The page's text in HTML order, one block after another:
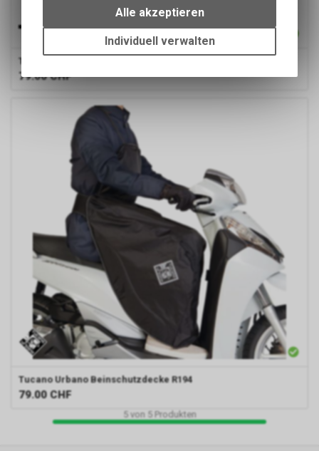
TAAC
79.00 CHF
Tucano Urbano Beinschutzdecke R194
79.00 CHF
5 von 5 Produkten
bestimmte Interaktionen und
Einstellungen auf Ihrem Gerät,
um die grundlegenden
Funktionen unseres Online-
dass die gespeicherten Daten
keinerlei Rückschlüsse auf Ihre
persönlichen Informationen
zulassen.
Alle akzeptieren
Individuell verwalten